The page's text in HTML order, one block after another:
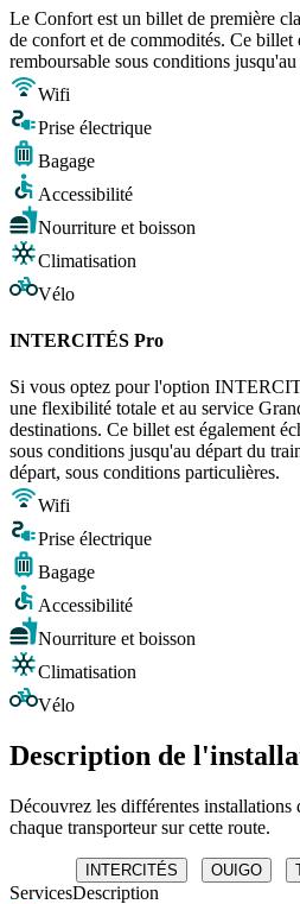
Le Confort est un billet de première
de confort et de commodités. Ce billet
remboursable sous conditions
Wifi
Prise électrique
Bagage
Accessibilité
Nourriture et boisson
Climatisation
Vélo
INTERCITÉS Pro
Si vous optez pour l'option
une flexibilité totale et au service
destinations. Ce billet est également
sous conditions jusqu'au départ du
départ, sous conditions particulières.
Wifi
Prise électrique
Bagage
Accessibilité
Nourriture et boisson
Climatisation
Vélo
Description de
Découvrez les différentes installations
chaque transporteur sur cette route.
INTERCITÉS OUIGO
ServicesDescription